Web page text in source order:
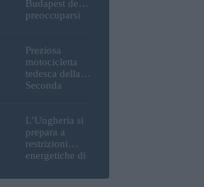
Budapest deve
preoccuparsi
mento idrico?
Un esperto
mette in luce
un fatto
Preziosa
motocicletta
tedesca della
Seconda
umani ed
esplosivi
recuperati dal
Danubio a
foto
L’Ungheria si
prepara a
restrizioni
energetiche di
centrale